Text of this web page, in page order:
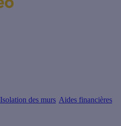
Isolation des murs Aides financières